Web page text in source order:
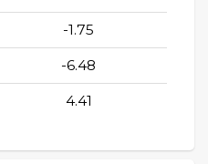
-1.75
-6.48
4.41